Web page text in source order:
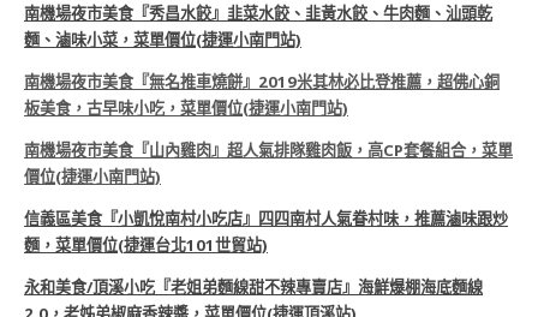
南機場夜市美食『秀昌水餃』韭菜水餃、韭黃水餃、牛肉麵、汕頭乾
麵、滷味小菜，菜單價位(捷運小南門站)
南機場夜市美食『無名推車燒餅』2019米其林必比登推薦，超佛心銅
板美食，古早味小吃，菜單價位(捷運小南門站)
南機場夜市美食『山內雞肉』超人氣排隊雞肉飯，高CP套餐組合，菜單
價位(捷運小南門站)
信義區美食『小凱悅南村小吃店』四四南村人氣眷村味，推薦滷味跟炒
麵，菜單價位(捷運台北101世貿站)
永和美食/頂溪小吃『老姐弟麵線甜不辣專賣店』海鮮爆棚海底麵線